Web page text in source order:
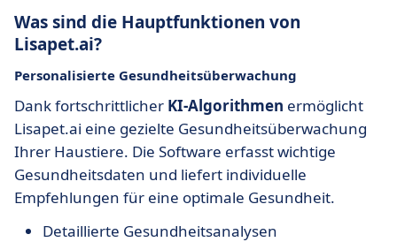
Was sind die Hauptfunktionen von
Lisapet.ai?
Personalisierte Gesundheitsüberwachung
Dank fortschrittlicher KI-Algorithmen ermöglicht
Lisapet.ai eine gezielte Gesundheitsüberwachung
Ihrer Haustiere. Die Software erfasst wichtige
Gesundheitsdaten und liefert individuelle
Empfehlungen für eine optimale Gesundheit.
Detaillierte Gesundheitsanalysen